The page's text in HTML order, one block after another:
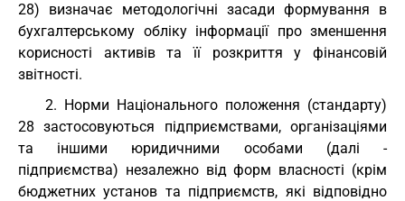
28) визначає методологічні засади формування в
бухгалтерському обліку інформації про зменшення
корисності активів та її розкриття у фінансовій
звітності.
2. Норми Національного положення (стандарту)
28 застосовуються підприємствами, організаціями
та іншими юридичними особами (далі -
підприємства) незалежно від форм власності (крім
бюджетних установ та підприємств, які відповідно